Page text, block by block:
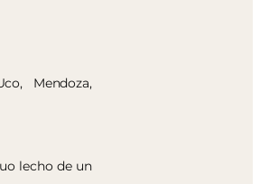
Mendoza,
lecho de un